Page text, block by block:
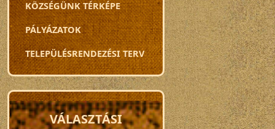
KÖZSÉGÜNK TÉRKÉPE
PÁLYÁZATOK
TELEPÜLÉSRENDEZÉSI TERV
VÁLASZTÁSI